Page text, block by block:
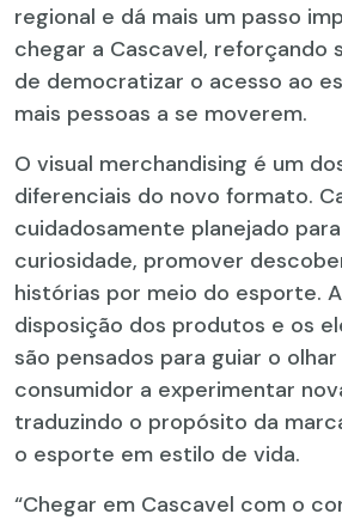
regional e dá mais um passo
chegar a Cascavel, reforçando
de democratizar o acesso ao
mais pessoas a se moverem.
O visual merchandising é um
diferenciais do novo formato.
cuidadosamente planejado
curiosidade, promover
histórias por meio do esporte.
disposição dos produtos e os
são pensados para guiar o
consumidor a experimentar
traduzindo o propósito da
o esporte em estilo de vida.
“Chegar em Cascavel com o